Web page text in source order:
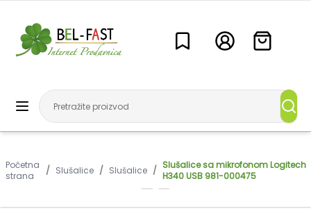
Početna
strana
/ Slušalice / Slušalice / Slušalice sa mikrofonom Logitech
H340 USB 981-000475